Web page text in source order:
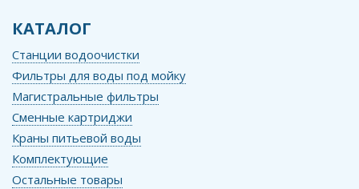
КАТАЛОГ
Станции водоочистки
Фильтры для воды под мойку
Магистральные фильтры
Сменные картриджи
Краны питьевой воды
Комплектующие
Остальные товары